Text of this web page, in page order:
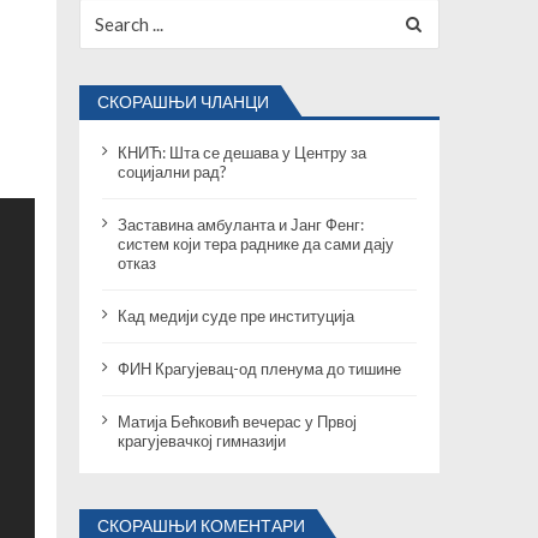
for:
СКОРАШЊИ ЧЛАНЦИ
КНИЋ: Шта се дешава у Центру за
социјални рад?
Заставина амбуланта и Јанг Фенг:
систем који тера раднике да сами дају
отказ
Кад медији суде пре институција
ФИН Крагујевац-од пленума до тишине
Матија Бећковић вечерас у Првој
крагујевачкој гимназији
СКОРАШЊИ КОМЕНТАРИ